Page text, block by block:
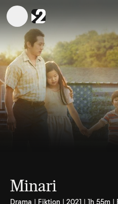
Minari
Drama | Fiktion | 2021 | 1h 55m |